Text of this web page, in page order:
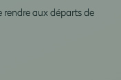
rendre aux départs de